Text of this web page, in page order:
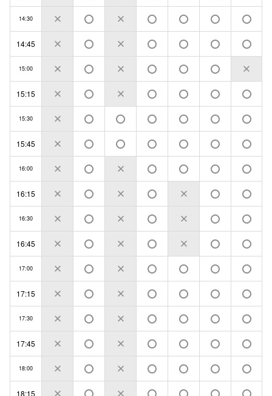
14:30
14:45
15:00
15:15
15:30
15:45
16:00
16:15
16:30
16:45
17:00
17:15
17:30
17:45
18:00
18:15